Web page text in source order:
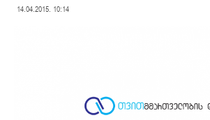
14.04.2015. 10:14